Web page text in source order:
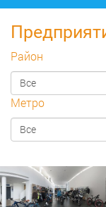
Район
Метро